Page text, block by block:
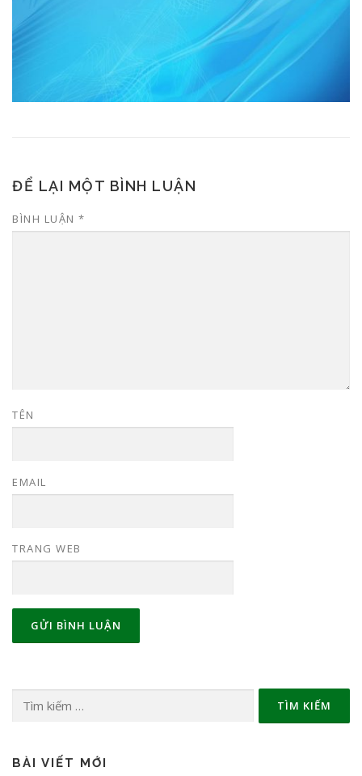
ĐỂ LẠI MỘT BÌNH LUẬN
BÌNH LUẬN *
TÊN
EMAIL
TRANG WEB
kiếm
BÀI VIẾT MỚI